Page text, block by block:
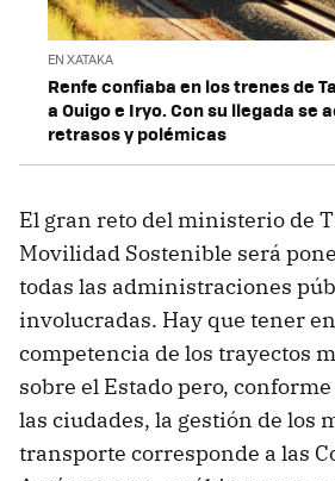
EN XATAKA
Renfe confiaba en los trenes de
a Ouigo e Iryo. Con su llegada se
retrasos y polémicas
El gran reto del ministerio de
Movilidad Sostenible será
todas las administraciones
involucradas. Hay que tener
competencia de los trayectos
sobre el Estado pero,
las ciudades, la gestión de los
transporte corresponde a las